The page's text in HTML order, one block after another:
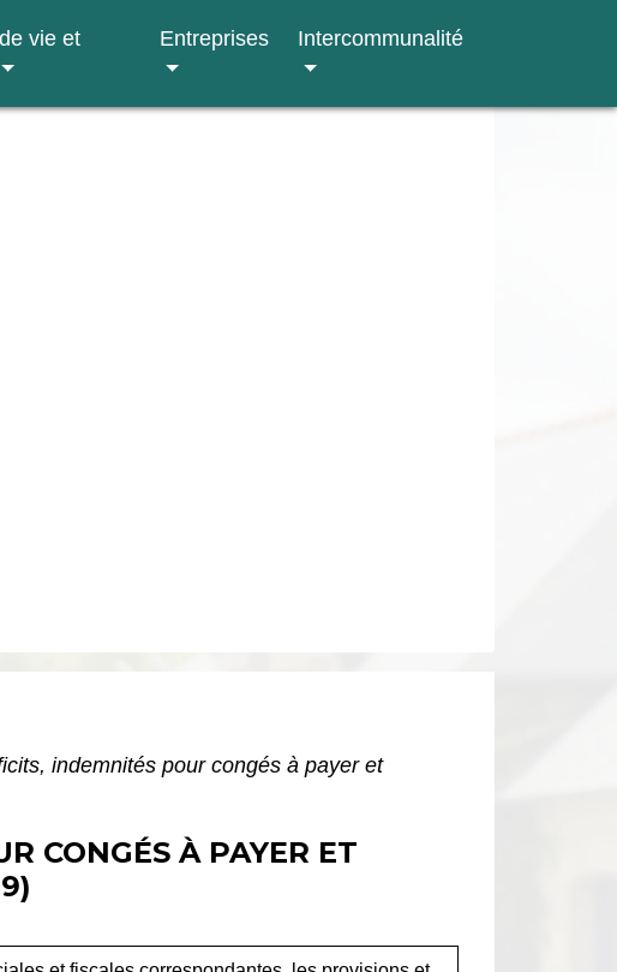
vie et
Entreprises Intercommunalité
indemnités pour congés à payer et
CONGÉS À PAYER ET